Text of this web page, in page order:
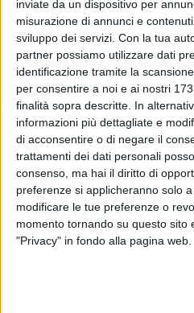
inviate da un dispositivo per
misurazione di annunci e
sviluppo dei servizi. Con la tua
partner possiamo utilizzare dati
identificazione tramite la
per consentire a noi e ai nostri
finalità sopra descritte. In
informazioni più dettagliate e
di acconsentire o di negare il
trattamenti dei dati personali
consenso, ma hai il diritto di
preferenze si applicheranno solo
modificare le tue preferenze o
momento tornando su questo sito
"Privacy" in fondo alla pagina web.
bandierine che disegnavano il
balconi, da uno all'altro, e in
la Madonna Assunta, cui per la
dedicava ogni sera il santo
I bambini erano felici di questa
diventava il centro storico e
tutti insieme, spesso con le
focaccia, le lumachine, condite
mentuccia e l'aglio; e poi
Dapprima, come raccontava
si facevano con la carta a